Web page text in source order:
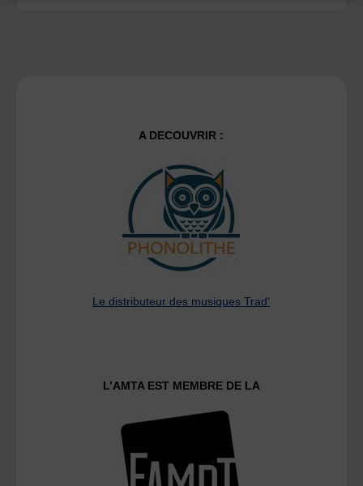
A DECOUVRIR :
Le distributeur des musiques Trad'
L’AMTA EST MEMBRE DE LA